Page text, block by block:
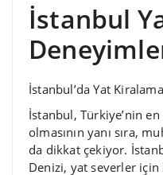
İstanbul
İstanbul’da Yat
İstanbul, Türkiye’nin
olmasının yanı sıra,
da dikkat çekiyor.
Denizi, yat severler